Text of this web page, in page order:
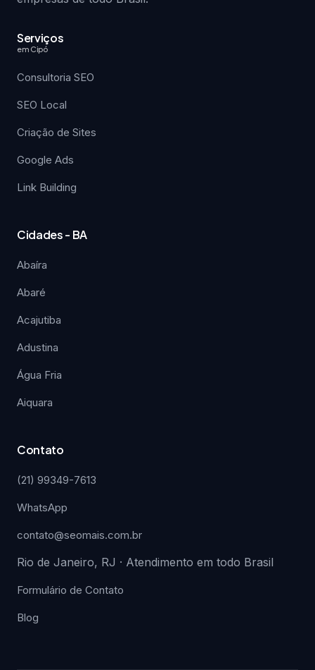
Serviços
em Cipó
Consultoria SEO
SEO Local
Criação de Sites
Google Ads
Link Building
Cidades - BA
Abaíra
Abaré
Acajutiba
Adustina
Água Fria
Aiquara
Contato
(21) 99349-7613
WhatsApp
contato@seomais.com.br
Rio de Janeiro, RJ · Atendimento em todo Brasil
Formulário de Contato
Blog